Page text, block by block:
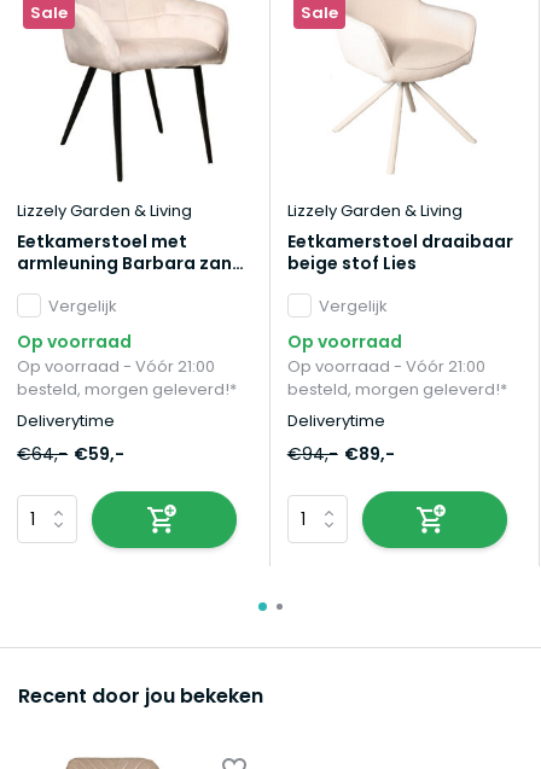
Sale
Lizzely Garden & Living
Eetkamerstoel met
armleuning Barbara zand
Vergelijk
Op voorraad
Op voorraad - Vóór 21:00
besteld, morgen geleverd!*
Deliverytime
€64,- €59,-
Sale
Lizzely Garden & Living
Eetkamerstoel draaibaar
beige stof Lies
Vergelijk
Op voorraad
Op voorraad - Vóór 21:00
besteld, morgen geleverd!*
Deliverytime
€94,- €89,-
Recent door jou bekeken